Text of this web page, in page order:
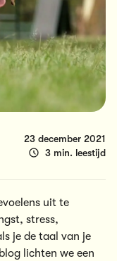
23 december 2021
3 min. leestijd
uit te
stress,
je de taal van je
lichten we een